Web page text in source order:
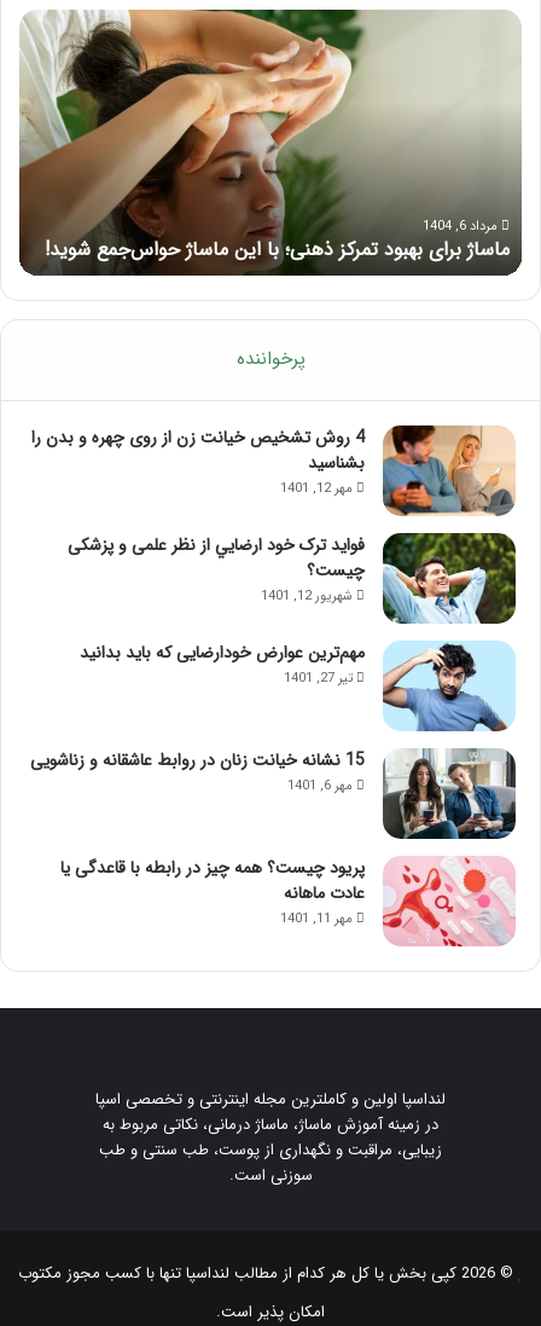
ماساژ
حواس‌جمع
شوید!
مرداد 6, 1404
ماساژ برای بهبود تمرکز ذهنی؛ با این ماساژ حواس‌جمع شوید!
لب
بعد
از
پرخواننده
4 روش تشخیص خیانت زن از روی چهره و بدن را
بشناسید
مهر 12, 1401
فواید ترک خود ارضايي از نظر علمی و پزشکی
چیست؟
شهریور 12, 1401
مهم‌ترین عوارض خودارضایی که باید بدانید
تیر 27, 1401
15 نشانه خیانت زنان در روابط عاشقانه و زناشویی
مهر 6, 1401
پریود چیست؟ همه چیز در رابطه با قاعدگی یا
عادت ماهانه
مهر 11, 1401
لنداسپا اولین و کاملترین مجله اینترنتی و تخصصی اسپا
در زمینه آموزش ماساژ، ماساژ درمانی، نکاتی مربوط به
زیبایی، مراقبت و نگهداری از پوست، طب سنتی و طب
سوزنی است.
© 2026 کپی بخش یا کل هر کدام از مطالب لنداسپاتنها با کسب مجوز مکتوب
امکان پذیر است.